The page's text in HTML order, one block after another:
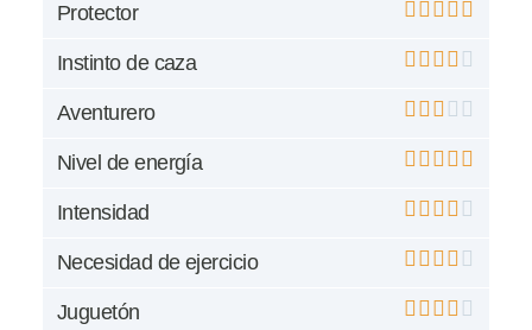
Protector
Instinto de caza
Aventurero
Nivel de energía
Intensidad
Necesidad de ejercicio
Juguetón